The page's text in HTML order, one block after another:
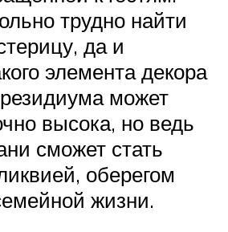
трудно найти
да и
элемента декора
может
высока, но ведь
сможет стать
оберегом
жизни.